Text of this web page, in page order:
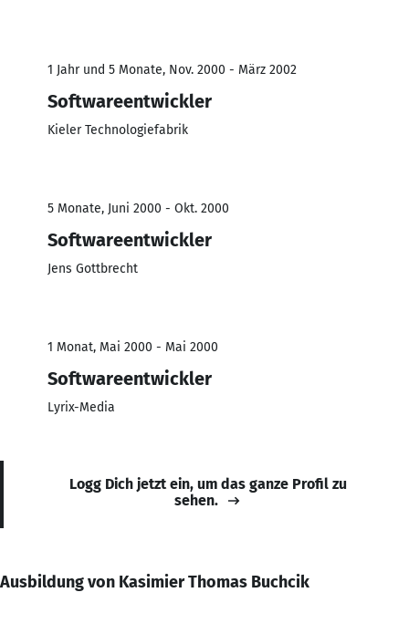
1 Jahr und 5 Monate, Nov. 2000 - März 2002
Softwareentwickler
Kieler Technologiefabrik
5 Monate, Juni 2000 - Okt. 2000
Softwareentwickler
Jens Gottbrecht
1 Monat, Mai 2000 - Mai 2000
Softwareentwickler
Lyrix-Media
Logg Dich jetzt ein, um das ganze Profil zu
sehen.
Ausbildung von Kasimier Thomas Buchcik